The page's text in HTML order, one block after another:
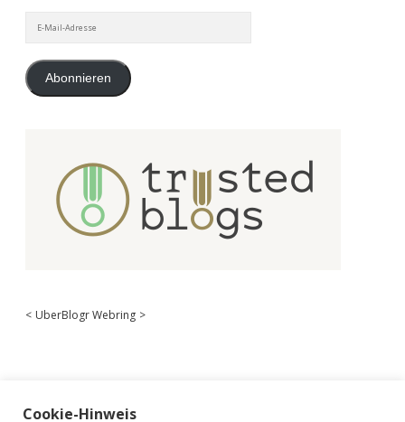
Mail-
Abonnieren
< UberBlogr Webring >
Cookie-Hinweis